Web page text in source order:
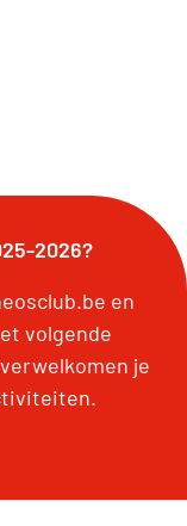
2026?
en
volgende
je